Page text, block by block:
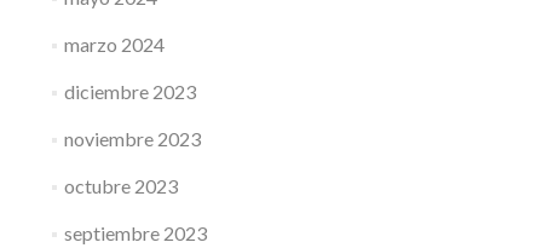
marzo 2024
diciembre 2023
noviembre 2023
octubre 2023
septiembre 2023